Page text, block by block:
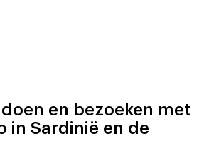
en bezoeken met
in Sardinië en de